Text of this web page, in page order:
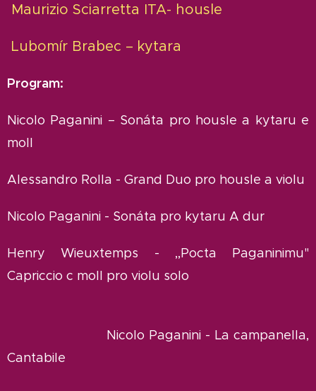
Maurizio Sciarretta ITA- housle
Lubomír Brabec – kytara
Program:
Nicolo Paganini – Sonáta pro housle a kytaru e
moll
Alessandro Rolla - Grand Duo pro housle a violu
Nicolo Paganini - Sonáta pro kytaru A dur
Henry Wieuxtemps - ,,Pocta Paganinimu"
Capriccio c moll pro violu solo
Nicolo Paganini - La campanella,
Cantabile